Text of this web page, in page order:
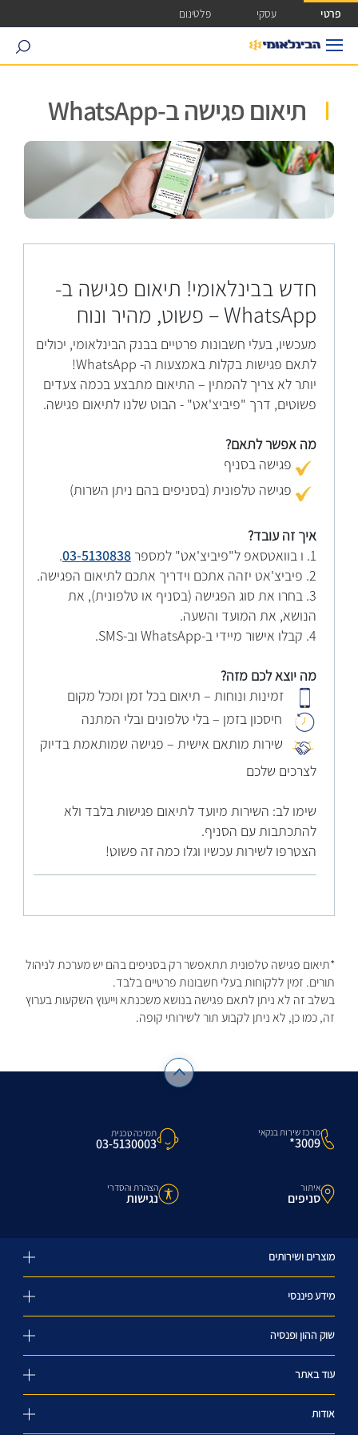
גישה ישירה לכפתור כניסה לחשבונך
פרטי עסקי פלטינום
search
תיאום פגישה ב-WhatsApp
חדש בבינלאומי! תיאום פגישה ב-
WhatsApp – פשוט, מהיר ונוח
מעכשיו, בעלי חשבונות פרטיים בבנק הבינלאומי, יכולים
לתאם פגישות בקלות באמצעות ה- WhatsApp!
יותר לא צריך להמתין – התיאום מתבצע בכמה צעדים
פשוטים, דרך "פיביצ'אט" - הבוט שלנו לתיאום פגישה.
מה אפשר לתאם?
פגישה בסניף
פגישה טלפונית (בסניפים בהם ניתן השרות)
איך זה עובד?
1. ו בוואטסאפ ל"פיביצ'אט" למספר
03-5130838
.
2. פיביצ'אט יזהה אתכם וידריך אתכם לתיאום הפגישה.
3. בחרו את סוג הפגישה (בסניף או טלפונית), את
הנושא, את המועד והשעה.
4. קבלו אישור מיידי ב-WhatsApp וב-SMS.
מה יוצא לכם מזה?
זמינות ונוחות – תיאום בכל זמן ומכל מקום
חיסכון בזמן – בלי טלפונים ובלי המתנה
שירות מותאם אישית – פגישה שמותאמת בדיוק
לצרכים שלכם
שימו לב: השירות מיועד לתיאום פגישות בלבד ולא
להתכתבות עם הסניף.
הצטרפו לשירות עכשיו וגלו כמה זה פשוט!
*תיאום פגישה טלפונית תתאפשר רק בסניפים בהם יש מערכת לניהול
תורים. זמין ללקוחות בעלי חשבונות פרטיים בלבד.
בשלב זה לא ניתן לתאם פגישה בנושא משכנתא וייעוץ השקעות בערוץ
זה, כמו כן, לא ניתן לקבוע תור לשירותי קופה.
מרכז שירות בנקאי
3009*
תמיכה טכנית
03-5130003
איתור
סניפים
הצהרת והסדרי
נגישות
מוצרים ושירותים
מידע פיננסי
שוק ההון ופנסיה
עוד באתר
אודות